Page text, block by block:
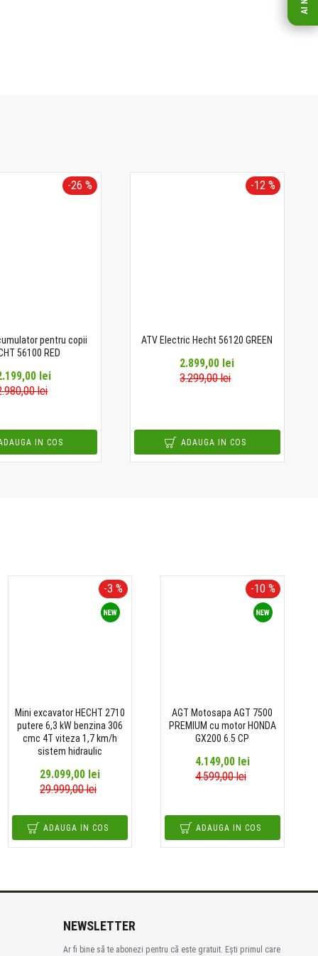
-26 %
pentru copii
56100 RED
lei
lei
IN COS
-12 %
ATV Electric Hecht 56120 GREEN
2.899,00 lei
3.299,00 lei
ADAUGA IN COS
-3 %
Mini excavator HECHT 2710
putere 6,3 kW benzina 306
cmc 4T viteza 1,7 km/h
sistem hidraulic
29.099,00 lei
29.999,00 lei
ADAUGA IN COS
-10 %
AGT Motosapa AGT 7500
PREMIUM cu motor HONDA
GX200 6.5 CP
4.149,00 lei
4.599,00 lei
ADAUGA IN COS
NEWSLETTER
Ar fi bine să te abonezi pentru că este gratuit. Ești primul care